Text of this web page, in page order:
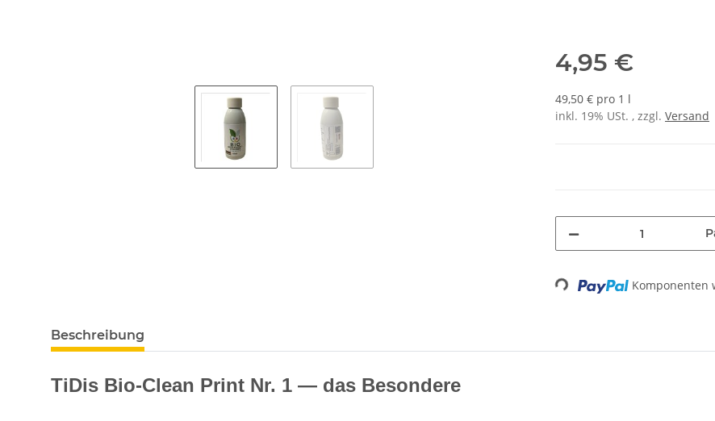
4,95 €
49,50 € pro 1 l
inkl. 19% USt. , zzgl. Versand
Loading... Komponenten
Beschreibung
TiDis Bio-Clean Print Nr. 1 — das Besondere